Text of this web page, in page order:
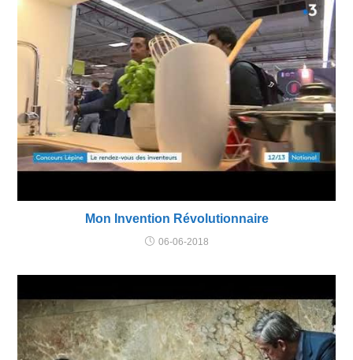
Mon Invention Révolutionnaire
06-06-2018